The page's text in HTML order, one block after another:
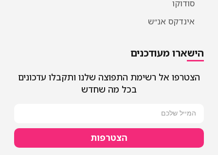
אנ״ש
אל רשימת התפוצה שלנו ותקבלו עדכונים
בכל מה שחדש